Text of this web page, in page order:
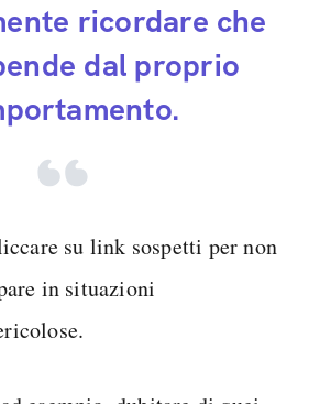
ricordare che
dal proprio
su link sospetti per non
in situazioni